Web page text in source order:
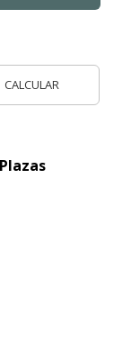
CALCULAR